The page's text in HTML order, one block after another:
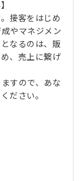
接客をはじめ
やマネジメン
なるのは、販
、売上に繋げ
すので、あな
ださい。